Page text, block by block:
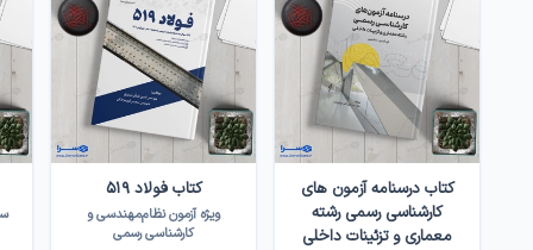
کتاب درسنامه آزمون های
کارشناسی رسمی رشته
معماری و تزئینات داخلی
کتاب فولاد ۵۱۹
ویژه آزمون نظام‌مهندسی و
کارشناسی رسمی